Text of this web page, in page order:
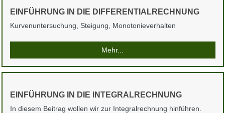
EINFÜHRUNG IN DIE DIFFERENTIALRECHNUNG
Kurvenuntersuchung, Steigung, Monotonieverhalten
Mehr...
EINFÜHRUNG IN DIE INTEGRALRECHNUNG
In diesem Beitrag wollen wir zur Integralrechnung hinführen.